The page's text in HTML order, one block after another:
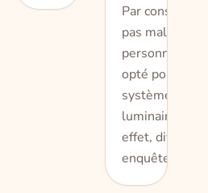
Par conséquent,
pas mal de
personnes ont
opté pour ce
système de
luminaire. En
effet, diverses
enquêtes o